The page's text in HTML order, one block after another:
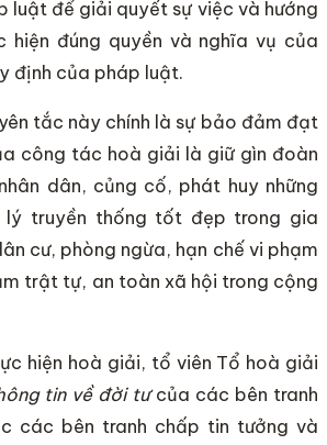
luật để giải quyết sự việc và hướng
hiện đúng quyền và nghĩa vụ của
định của pháp luật.
tắc này chính là sự bảo đảm đạt
công tác hoà giải là giữ gìn đoàn
dân, củng cố, phát huy những
truyền thống tốt đẹp trong gia
cư, phòng ngừa, hạn chế vi phạm
trật tự, an toàn xã hội trong cộng
hiện hoà giải, tổ viên Tổ hoà giải
tin về đời tưcủa các bên tranh
các bên tranh chấp tin tưởng và